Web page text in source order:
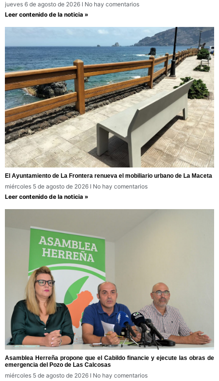
jueves 6 de agosto de 2026
No hay comentarios
Leer contenido de la noticia »
El Ayuntamiento de La Frontera renueva el mobiliario urbano de La Maceta
miércoles 5 de agosto de 2026
No hay comentarios
Leer contenido de la noticia »
Asamblea Herreña propone que el Cabildo financie y ejecute las obras de
emergencia del Pozo de Las Calcosas
miércoles 5 de agosto de 2026
No hay comentarios